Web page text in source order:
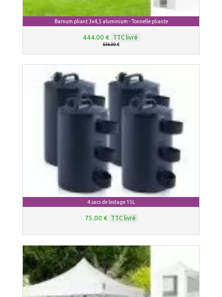
Barnum pliant 3x4,5 aluminium - Tonnelle pliante
444.00 € TTC livré
556.00 €
4 sacs de lestage 15L
75.00 € TTC livré